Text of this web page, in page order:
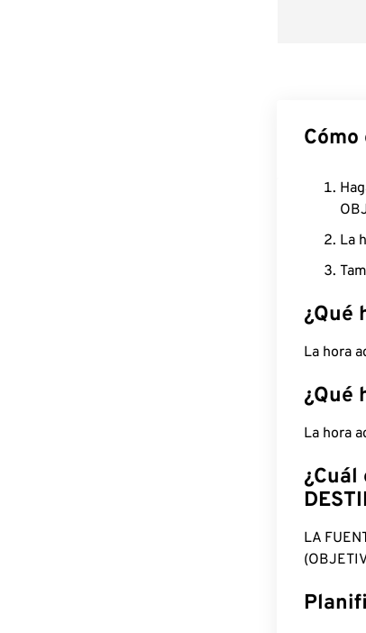
La
¿Qué
La hora
¿Qué
La hora
LA